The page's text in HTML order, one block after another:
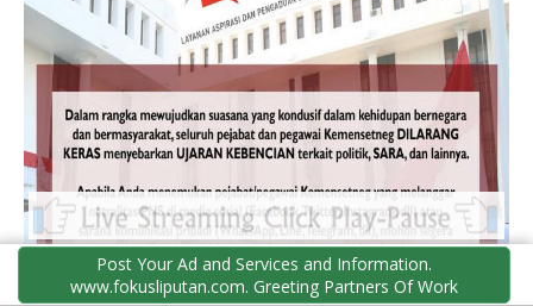
Post Your Ad and Services and Information.
www.fokusliputan.com. Greeting Partners Of Work